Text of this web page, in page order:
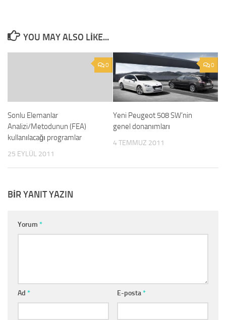
YOU MAY ALSO LIKE...
0
Sonlu Elemanlar
Analizi/Metodunun (FEA)
kullanılacağı programlar
25 EYLÜL 2011
0
Yeni Peugeot 508 SW’nin
genel donanımları
4 TEMMUZ 2011
BIR YANIT YAZIN
Yorum *
Ad * E-posta*